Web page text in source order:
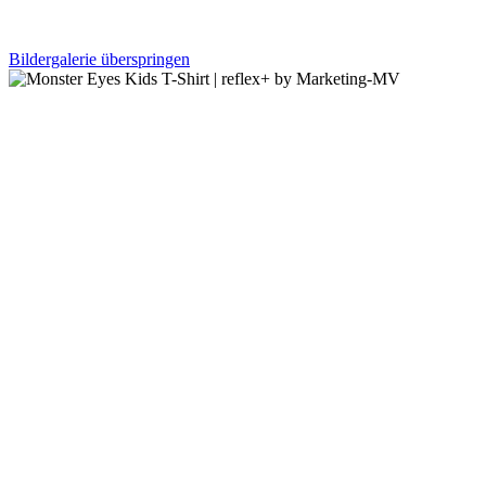
Bildergalerie überspringen